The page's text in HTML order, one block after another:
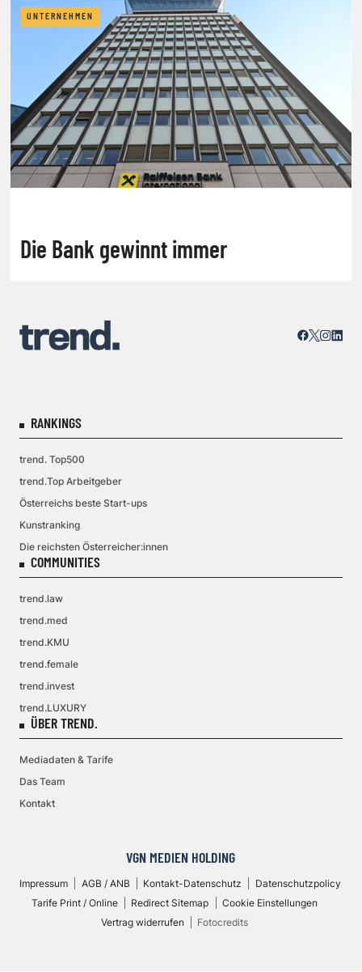
UNTERNEHMEN
Die Bank gewinnt immer
RANKINGS
trend. Top500
trend.Top Arbeitgeber
Österreichs beste Start-ups
Kunstranking
Die reichsten Österreicher:innen
COMMUNITIES
trend.law
trend.med
trend.KMU
trend.female
trend.invest
trend.LUXURY
ÜBER TREND.
Mediadaten & Tarife
Das Team
Kontakt
VGN MEDIEN HOLDING
Impressum AGB / ANB Kontakt-Datenschutz
Datenschutzpolicy
Tarife Print / Online
Redirect Sitemap
Cookie Einstellungen
Vertrag widerrufen
Fotocredits